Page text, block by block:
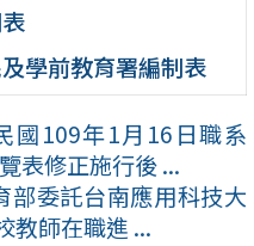
學前教育署編制表
國109年1月16日職系
表修正施行後 ...
部委託台南應用科技大
教師在職進 ...